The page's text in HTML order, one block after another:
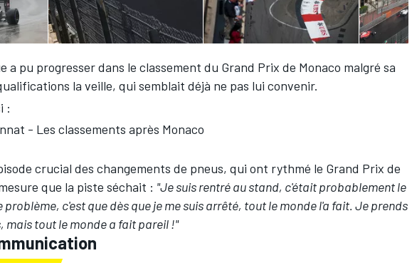
a pu progresser dans le classement du Grand Prix de Monaco malgré sa
la veille, qui semblait déjà ne pas lui convenir.
:
- Les classements après Monaco
crucial des changements de pneus, qui ont rythmé le Grand Prix de
que la piste séchait : "Je suis rentré au stand, c'était probablement le
c'est que dès que je me suis arrêté, tout le monde l'a fait. Je prends
mais tout le monde a fait pareil !"